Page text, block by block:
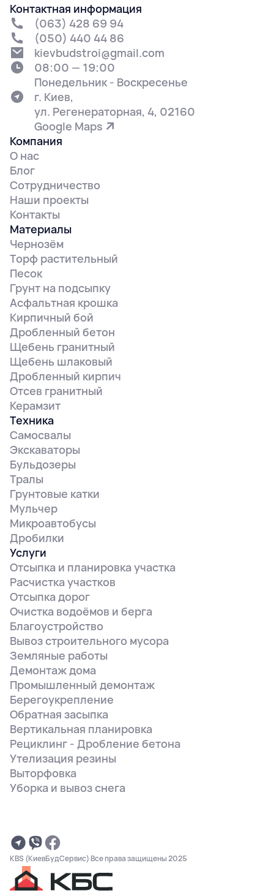
Компания
О нас
Блог
Сотрудничество
Наши проекты
Контакты
Контактная информация
(063) 428 69 94
(050) 440 44 86
kievbudstroi@gmail.com
08:00 — 19:00
Понедельник - Воскресенье
г. Киев,
ул. Регенераторная, 4, 02160
Google Maps
Материалы
Чернозём
Торф растительный
Песок
Грунт на подсыпку
Асфальтная крошка
Кирпичный бой
Дробленный бетон
Щебень гранитный
Щебень шлаковый
Дробленный кирпич
Отсев гранитный
Керамзит
Техника
Самосвалы
Экскаваторы
Бульдозеры
Тралы
Грунтовые катки
Мульчер
Микроавтобусы
Дробилки
Услуги
Отсыпка и планировка участка
Расчистка участков
Отсыпка дорог
Очистка водоёмов и берга
Благоустройство
Вывоз строительного мусора
Земляные работы
Демонтаж дома
Промышленный демонтаж
Берегоукрепление
Обратная засыпка
Вертикальная планировка
Рециклинг - Дробление бетона
Утелизация резины
Выторфовка
Уборка и вывоз снега
KBS (КиевБудСервис) Все права защищены 2025